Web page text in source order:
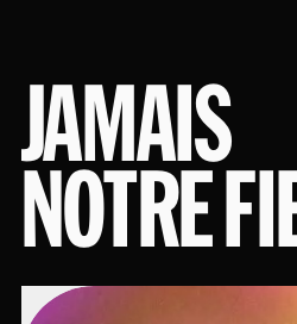
JAMAIS
NOTRE